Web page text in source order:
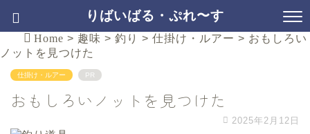
りばいばる・ぷれ〜す
Home > 趣味 > 釣り > 仕掛け・ルアー > おもしろい
ノットを見つけた
仕掛け・ルアー PR
おもしろいノットを見つけた
2025年2月12日